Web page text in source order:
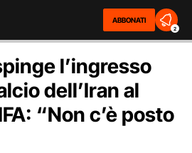
ABBONATI
2
l’ingresso
dell’Iran al
“Non c’è posto